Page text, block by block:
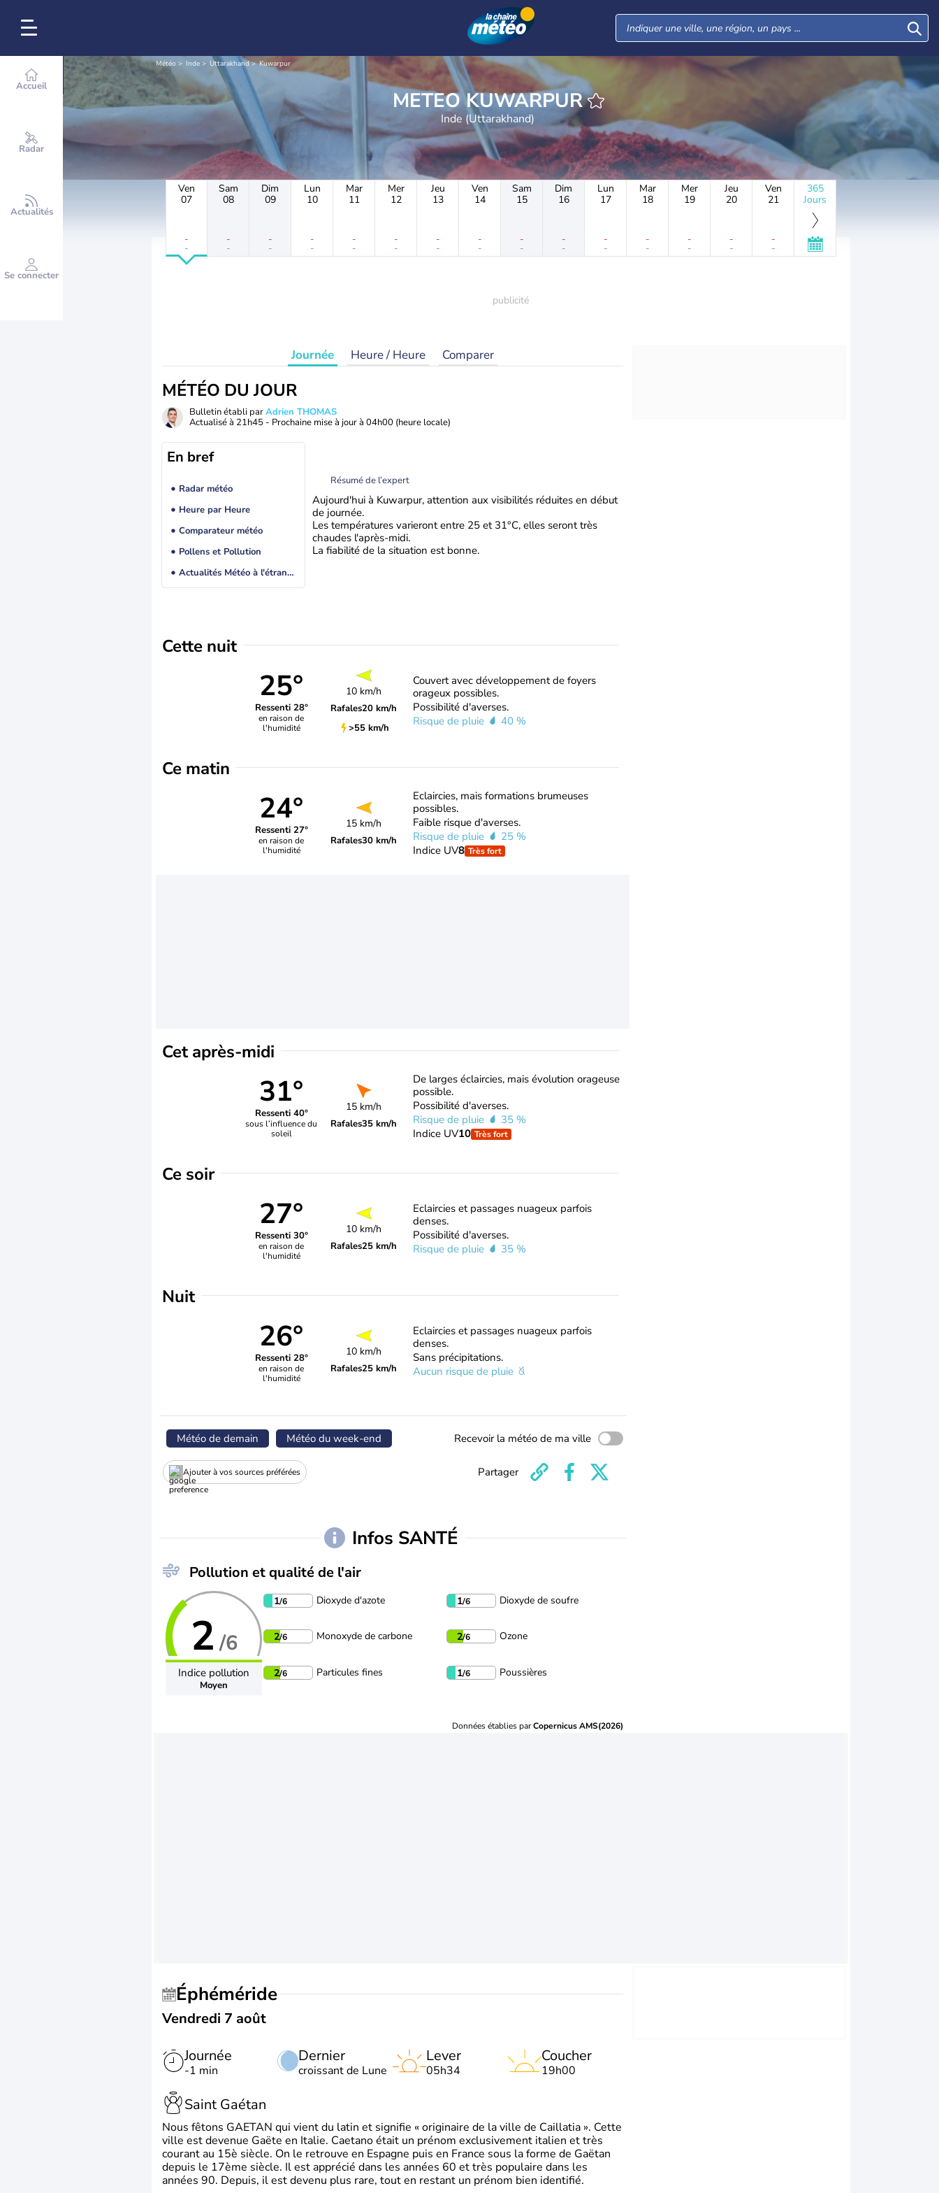
Accueil
Radar
Actualités
Se connecter
Météo Inde Uttarakhand Kuwarpur
METEO KUWARPUR
Inde (Uttarakhand)
Ven
07
-
-
Sam
08
-
-
Dim
09
-
-
Lun
10
-
-
Mar
11
-
-
Mer
12
-
-
Jeu
13
-
-
Ven
14
-
-
Sam
15
-
-
Dim
16
-
-
Lun
17
-
-
Mar
18
-
-
Mer
19
-
-
Jeu
20
-
-
Ven
21
-
-
365
Jours
Journée Heure / Heure Comparer
MÉTÉO DU JOUR
Bulletin établi parAdrien THOMAS
Actualisé à 21h45 - Prochaine mise à jour à 04h00 (heure locale)
En bref
Radar météo
Heure par Heure
Comparateur météo
Pollens et Pollution
Actualités Météo à l'étranger
Résumé de l’expert
Aujourd'hui à Kuwarpur, attention aux visibilités réduites en début
de journée.
Les températures varieront entre 25 et 31°C, elles seront très
chaudes l'après-midi.
La fiabilité de la situation est bonne.
Cette nuit
25°
Ressenti 28°
en raison de
l'humidité
10 km/h
Rafales20 km/h
>55 km/h
Couvert avec développement de foyers
orageux possibles.
Possibilité d'averses.
Risque de pluie
40 %
Ce matin
24°
Ressenti 27°
en raison de
l'humidité
15 km/h
Rafales30 km/h
Eclaircies, mais formations brumeuses
possibles.
Faible risque d'averses.
Risque de pluie
25 %
Indice UV8 Très fort
Cet après-midi
31°
Ressenti 40°
sous l’influence du
soleil
15 km/h
Rafales35 km/h
De larges éclaircies, mais évolution orageuse
possible.
Possibilité d'averses.
Risque de pluie
35 %
Indice UV10 Très fort
Ce soir
27°
Ressenti 30°
en raison de
l'humidité
10 km/h
Rafales25 km/h
Eclaircies et passages nuageux parfois
denses.
Possibilité d'averses.
Risque de pluie
35 %
Nuit
26°
Ressenti 28°
en raison de
l'humidité
10 km/h
Rafales25 km/h
Eclaircies et passages nuageux parfois
denses.
Sans précipitations.
Aucun risque de pluie
Météo de demain Météo du week-end Recevoir la météo de ma ville
Ajouter à vos sources préférées Partager
Infos SANTÉ
Pollution et qualité de l'air
2 /6
Indice pollution
Moyen
1/6 Dioxyde d'azote 1/6 Dioxyde de soufre
2/6 Monoxyde de carbone 2/6 Ozone
2/6 Particules fines 1/6 Poussières
Données établies parCopernicus AMS(2026)
Éphéméride
Vendredi 7 août
Journée
-1 min
Dernier
croissant de Lune
Lever
05h34
Coucher
19h00
Saint Gaétan
Nous fêtons GAETAN qui vient du latin et signifie « originaire de la ville de Caillatia ». Cette
ville est devenue Gaëte en Italie. Caetano était un prénom exclusivement italien et très
courant au 15è siècle. On le retrouve en Espagne puis en France sous la forme de Gaëtan
depuis le 17ème siècle. Il est apprécié dans les années 60 et très populaire dans les
années 90. Depuis, il est devenu plus rare, tout en restant un prénom bien identifié.